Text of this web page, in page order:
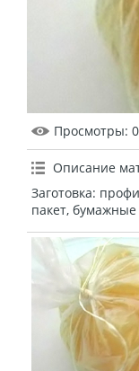
Просмотры: 0
Описание
Заготовка:
пакет,